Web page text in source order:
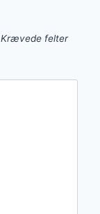
Krævede felter